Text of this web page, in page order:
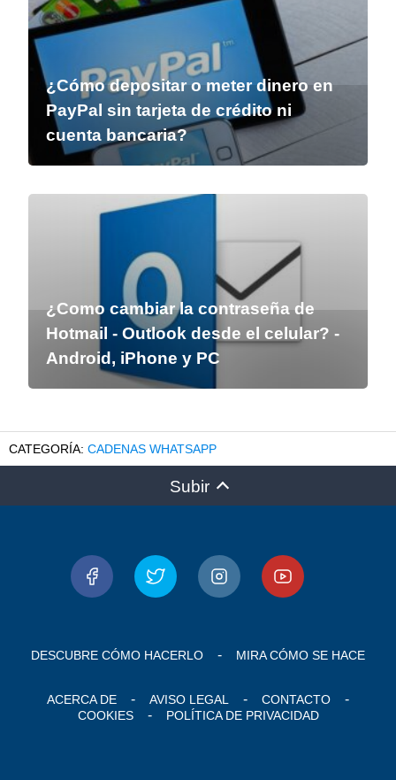
¿Cómo depositar o meter dinero en
PayPal sin tarjeta de crédito ni
cuenta bancaria?
¿Como cambiar la contraseña de
Hotmail - Outlook desde el celular? -
Android, iPhone y PC
CADENAS WHATSAPP
Subir
DESCUBRE CÓMO HACERLO MIRA CÓMO SE HACE
ACERCA DE AVISO LEGAL
CONTACTO
COOKIES
POLÍTICA DE PRIVACIDAD